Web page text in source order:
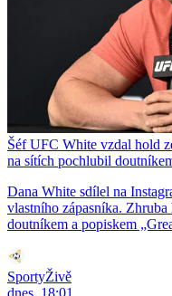
Šéf UFC White vzdal hold
na sítích pochlubil
Dana White sdílel na
vlastního zápasníka.
doutníkem a popiskem
SportyŽivě